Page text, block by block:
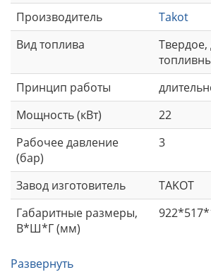
Производитель
Takot
Вид топлива
Твердое,
Принцип работы
Мощность (кВт)
22
Рабочее давление
(бар)
3
Завод изготовитель
TAKOT
Габаритные размеры,
В*Ш*Г (мм)
Развернуть